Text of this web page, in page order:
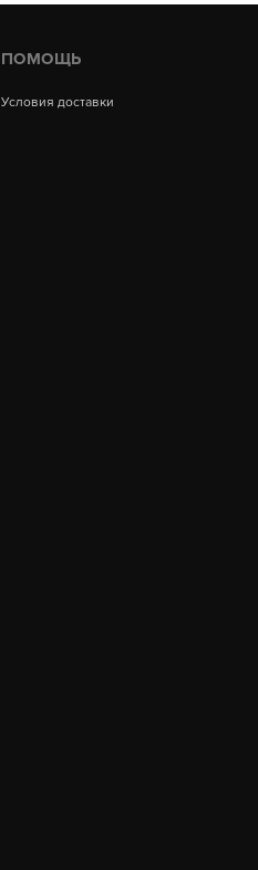
ПОМОЩЬ
Условия доставки